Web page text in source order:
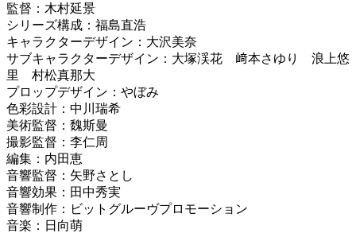
監督：木村延景
シリーズ構成：福島直浩
キャラクターデザイン：大沢美奈
サブキャラクターデザイン：大塚渓花 﨑本さゆり 浪上悠
里 村松真那大
プロップデザイン：やぼみ
色彩設計：中川瑞希
美術監督：魏斯曼
撮影監督：李仁周
編集：内田恵
音響監督：矢野さとし
音響効果：田中秀実
音響制作：ビットグルーヴプロモーション
音楽：日向萌